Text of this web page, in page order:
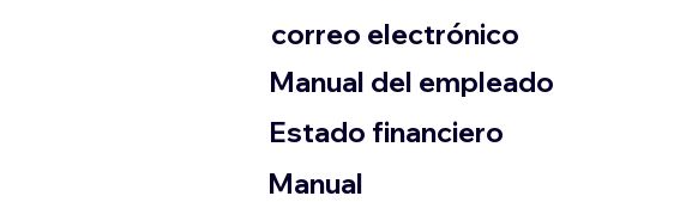
​correo electrónico
Manual del empleado
Estado financiero
​Manual